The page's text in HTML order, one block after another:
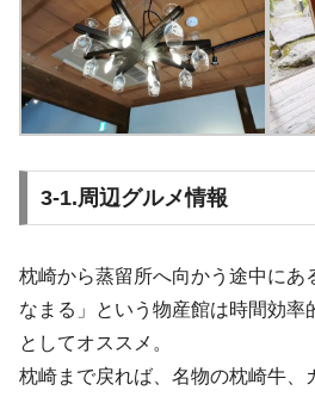
3‐1.周辺グルメ情報
枕崎から蒸留所へ向かう途中にあ
なまる」という物産館は時間効率
としてオススメ。
枕崎まで戻れば、名物の枕崎牛、